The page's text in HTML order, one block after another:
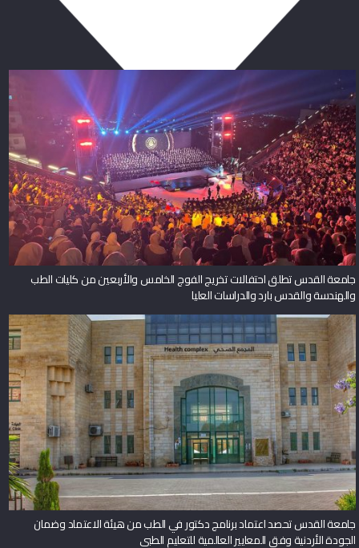
جامعة القدس تطلق احتفالات تخريج الفوج الخامس والأربعين من كليات الطب
والهندسة والقدس بارد والدراسات العليا
جامعة القدس تحصد اعتماد برنامج دكتور في الطب من هيئة الاعتماد وضمان
الجودة الأردنية وفق المعايير العالمية للتعليم الطبي